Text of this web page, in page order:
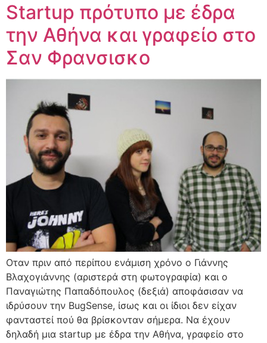
Startup πρότυπο με έδρα
την Αθήνα και γραφείο στο
Σαν Φρανσισκο
Οταν πριν από περίπου ενάμιση χρόνο ο Γιάννης
Βλαχογιάννης (αριστερά στη φωτογραφία) και ο
Παναγιώτης Παπαδόπουλος (δεξιά) αποφάσισαν να
ιδρύσουν την BugSense, ίσως και οι ίδιοι δεν είχαν
φανταστεί πού θα βρίσκονταν σήμερα. Να έχουν
δηλαδή μια startup με έδρα την Αθήνα, γραφείο στο